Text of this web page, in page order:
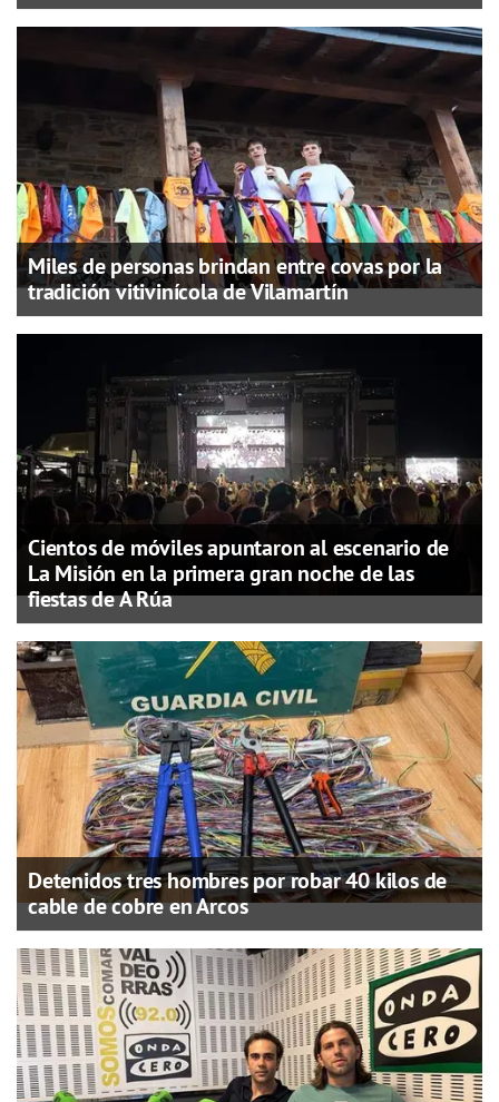
Miles de personas brindan entre covas por la
tradición vitivinícola de Vilamartín
Cientos de móviles apuntaron al escenario de
La Misión en la primera gran noche de las
fiestas de A Rúa
Detenidos tres hombres por robar 40 kilos de
cable de cobre en Arcos